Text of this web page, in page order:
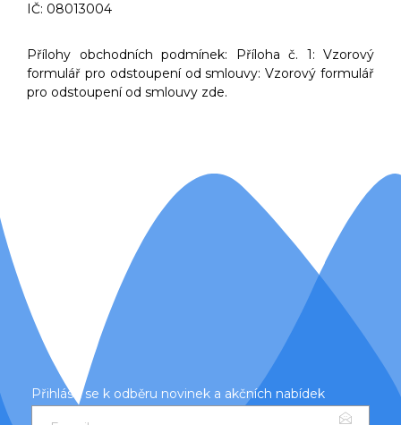
IČ: 08013004
Přílohy obchodních podmínek: Příloha č. 1: Vzorový
formulář pro odstoupení od smlouvy: Vzorový formulář
pro odstoupení od smlouvy zde.
Přihlásit se k odběru novinek a akčních nabídek